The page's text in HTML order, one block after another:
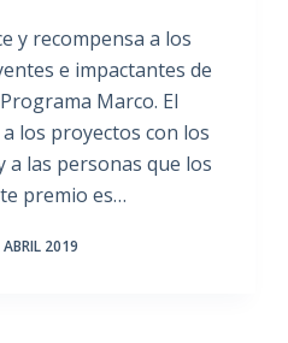
y recompensa a los
e impactantes de
Marco. El
los proyectos con los
a las personas que los
premio es…
2019